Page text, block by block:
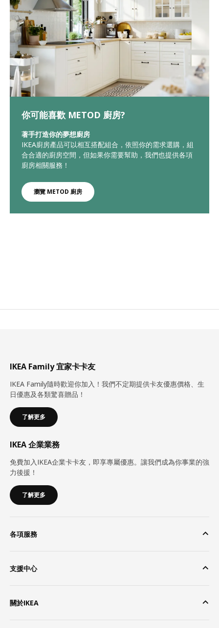
你可能喜歡 METOD 廚房?
著手打造你的夢想廚房
IKEA廚房產品可以相互搭配組合，依照你的需求選購，組
合合適的廚房空間，但如果你需要幫助，我們也提供各項
廚房相關服務！
瀏覽 METOD 廚房
IKEA Family 宜家卡卡友
IKEA Family隨時歡迎你加入！我們不定期提供卡友優惠價格、生
日優惠及各類驚喜贈品！
了解更多
IKEA 企業業務
免費加入IKEA企業卡卡友，即享專屬優惠。讓我們成為你事業的強
力後援！
了解更多
各項服務
支援中心
關於IKEA